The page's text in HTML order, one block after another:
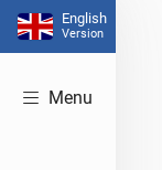
English
Version
Menu